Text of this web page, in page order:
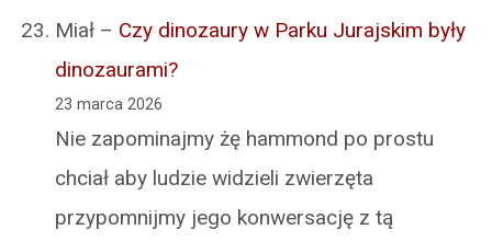
Miał – Czy dinozaury w Parku Jurajskim były
dinozaurami?
23 marca 2026
Nie zapominajmy żę hammond po prostu
chciał aby ludzie widzieli zwierzęta
przypomnijmy jego konwersację z tą